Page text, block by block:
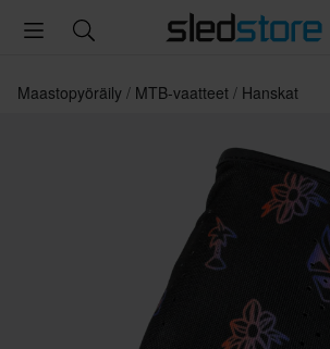
Maastopyöräily MTB-vaatteet Hanskat